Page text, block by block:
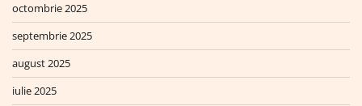
octombrie 2025
septembrie 2025
august 2025
iulie 2025